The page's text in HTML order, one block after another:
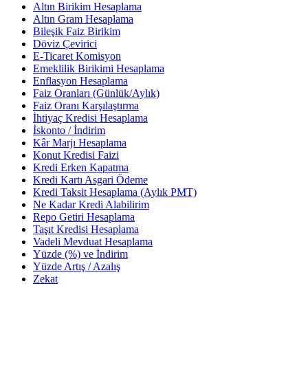
Altın Birikim Hesaplama
Altın Gram Hesaplama
Bileşik Faiz Birikim
Döviz Çevirici
E-Ticaret Komisyon
Emeklilik Birikimi Hesaplama
Enflasyon Hesaplama
Faiz Oranları (Günlük/Aylık)
Faiz Oranı Karşılaştırma
İhtiyaç Kredisi Hesaplama
İskonto / İndirim
Kâr Marjı Hesaplama
Konut Kredisi Faizi
Kredi Erken Kapatma
Kredi Kartı Asgari Ödeme
Kredi Taksit Hesaplama (Aylık PMT)
Ne Kadar Kredi Alabilirim
Repo Getiri Hesaplama
Taşıt Kredisi Hesaplama
Vadeli Mevduat Hesaplama
Yüzde (%) ve İndirim
Yüzde Artış / Azalış
Zekat